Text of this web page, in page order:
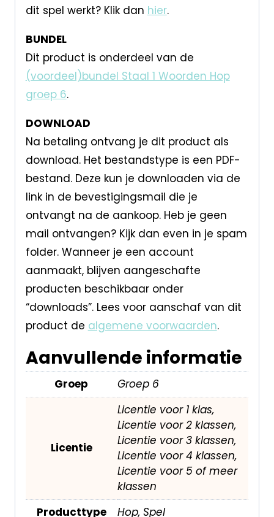
dit spel werkt? Klik dan hier.
BUNDEL
Dit product is onderdeel van de
(voordeel)bundel Staal 1 Woorden Hop
groep 6.
DOWNLOAD
Na betaling ontvang je dit product als
download. Het bestandstype is een PDF-
bestand. Deze kun je downloaden via de
link in de bevestigingsmail die je
ontvangt na de aankoop. Heb je geen
mail ontvangen? Kijk dan even in je spam
folder. Wanneer je een account
aanmaakt, blijven aangeschafte
producten beschikbaar onder
“downloads”. Lees voor aanschaf van dit
product de algemene voorwaarden.
Aanvullende informatie
Groep Groep 6
Licentie
Licentie voor 1 klas,
Licentie voor 2 klassen,
Licentie voor 3 klassen,
Licentie voor 4 klassen,
Licentie voor 5 of meer
klassen
Producttype
Hop, Spel